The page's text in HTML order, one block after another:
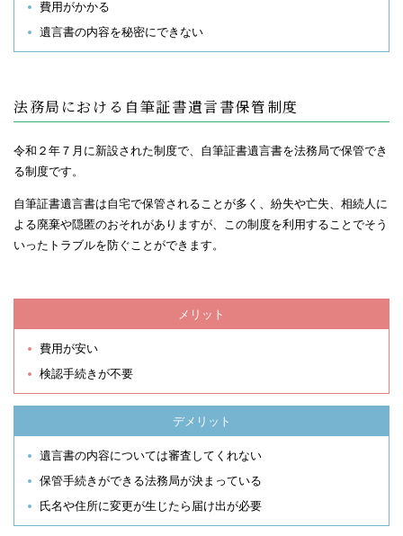
費用がかかる
遺言書の内容を秘密にできない
法務局における自筆証書遺言書保管制度
令和２年７月に新設された制度で、自筆証書遺言書を法務局で保管でき
る制度です。
自筆証書遺言書は自宅で保管されることが多く、紛失や亡失、相続人に
よる廃棄や隠匿のおそれがありますが、この制度を利用することでそう
いったトラブルを防ぐことができます。
メリット
費用が安い
検認手続きが不要
デメリット
遺言書の内容については審査してくれない
保管手続きができる法務局が決まっている
氏名や住所に変更が生じたら届け出が必要